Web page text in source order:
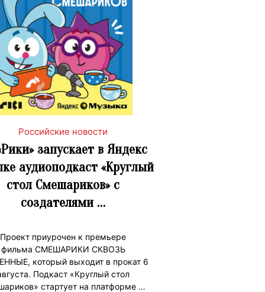
Российские новости
запускает в Яндекс
аудиоподкаст «Круглый
стол Смешариков» с
создателями …
Проект приурочен к премьере
фильма СМЕШАРИКИ СКВОЗЬ
который выходит в прокат 6
Подкаст «Круглый стол
стартует на платформе …